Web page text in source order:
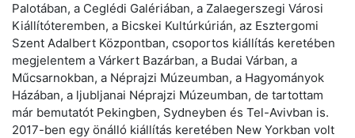
Palotában, a Ceglédi Galériában, a Zalaegerszegi Városi
Kiállítóteremben, a Bicskei Kultúrkúrián, az Esztergomi
Szent Adalbert Központban, csoportos kiállítás keretében
megjelentem a Várkert Bazárban, a Budai Várban, a
Műcsarnokban, a Néprajzi Múzeumban, a Hagyományok
Házában, a ljubljanai Néprajzi Múzeumban, de tartottam
már bemutatót Pekingben, Sydneyben és Tel-Avivban is.
2017-ben egy önálló kiállítás keretében New Yorkban volt